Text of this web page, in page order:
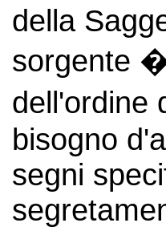
della
sorgente
dell'ordine
bisogno
segni